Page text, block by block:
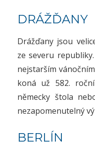
DRÁŽĎANY
Drážďany jsou
ze severu
nejstarším
koná už 582.
německy štola
nezapomenutelný
BERLÍN